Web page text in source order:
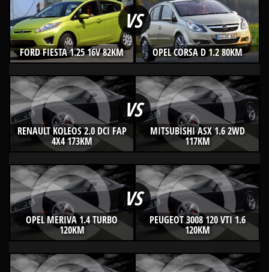
FORD FIESTA 1.25 16V 82KM OPEL CORSA D 1.2 80KM
VS
RENAULT KOLEOS 2.0 DCI FAP
4X4 173KM
MITSUBISHI ASX 1.6 2WD
117KM
VS
OPEL MERIVA 1.4 TURBO
120KM
PEUGEOT 3008 120 VTI 1.6
120KM
VS